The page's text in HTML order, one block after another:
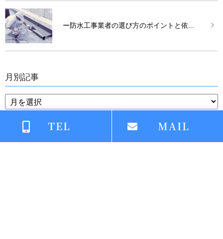
ー防水工事業者の選び方のポイントと依...
月別記事
TEL MAIL